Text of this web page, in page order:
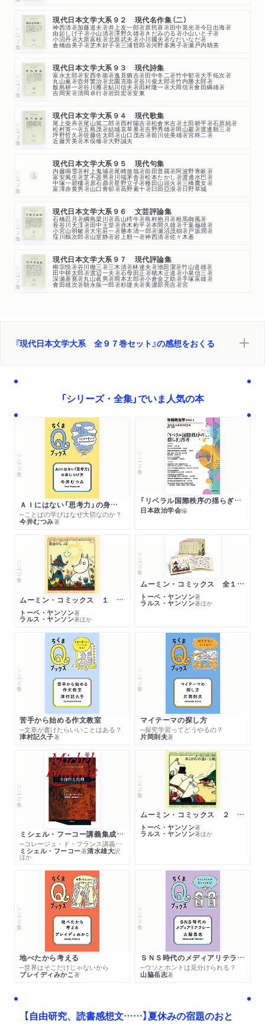
シリーズ・全集
現代日本文学大系９２ 現代名作集（二）
神西清著加藤道夫著井上友一郎著原民喜著田中英光著今日出海著
由起しげ子著小山清著澤野久雄著きだみのる著小山いと子著
小沼丹著大原富枝著北原武夫著小川國夫著なだいなだ著
倉橋由美子著芝木好子著三浦哲郎著河野多惠子著瀬戸内晴美
シリーズ・全集
現代日本文学大系９３ 現代詩集
富永太郎著安西冬衞著逸見猶吉著田中冬二著竹中郁著大手拓次著
丸山薫著壺井繁治著北園克衞著谷川俊太郎著竹内勝太郎著
飯島耕一著谷川雁著鮎川信夫著田村隆一著大岡信著會田綱雄著
吉岡実著清岡卓行著岩田宏著安東
シリーズ・全集
現代日本文学大系９４ 現代歌集
尾上柴舟著尾山篤二郎著西村陽吉著松倉米吉著土田耕平著石原純著
松村英一著五島茂著結城哀草果著吉野秀雄著岡山巖著渡邊順三著
坪野哲久 著佐藤佐太郎著山口茂吉著前川佐美雄著宮柊二著
近藤芳美著木俣修著大野誠夫
シリーズ・全集
現代日本文学大系９５ 現代句集
内藤鳴雪著村上鬼城著尾崎放哉著前田普羅著阿波野青畝 著
富安風生著芝不器男著川端茅舎著松本たかし著渡邊水巴著
中塚一碧樓著原石鼎著星野立子著種田山頭火著三橋鷹女著
富澤赤黄男著山口青邨著高野素十著臼田亞浪著日野草城
シリーズ・全集
現代日本文学大系９６ 文芸評論集
石橋忍月著綱島梁川著高山樗牛著島村抱月著相馬御風著
長谷川天渓著田中王堂著赤木桁平著本間久雄著千葉龜雄著
小宮山明敏著大宅莊一著勝本清一郎著瀬沼茂樹著戸坂潤著
窪川鶴次郎著山室静著岩上順一著神西清著佐々木基
シリーズ・全集
現代日本文学大系９７ 現代評論集
柳宗悦著谷川徹三著三木清著林達夫著池田潔著竹山道雄著
田中耕太郎著渡辺一夫著石母田正著猪木正道著小泉信三著
深瀬基寛著丸山眞男著岡本太郎著小倉金之助著手塚富雄著
會田雄次著朝永振一郎著杉捷夫著美濃部亮吉著宮
『現代日本文学大系 全９７巻セット』の感想をおくる
「シリーズ・全集」でいま人気の本
シリーズ・全集
ＡＩにはない「思考力」の身につけ方
─ことばの学びはなぜ大切なのか？
今井むつみ著
シリーズ・全集
「リベラル国際秩序の揺らぎ」再考 年報政治学２０２６‐Ⅰ
日本政治学会編
シリーズ・全集
ムーミン・コミックス １ 黄金のしっぽ
トーベ・ヤンソン著
ラルス・ヤンソン著ほか
シリーズ・全集
ムーミン・コミックス 全１４巻セット
トーベ・ヤンソン著
ラルス・ヤンソン著ほか
シリーズ・全集
苦手から始める作文教室
─文章が書けたらいいことはある？
津村記久子著
シリーズ・全集
マイテーマの探し方
─探究学習ってどうやるの？
片岡則夫著
シリーズ・全集
ミシェル・フーコー講義集成１０ 主体性と真理
─コレージュ・ド・フランス講義１９８０－１９８１年度
ミシェル・フーコー著清水雄大訳
ほか
シリーズ・全集
ムーミン・コミックス ２ あこがれの遠い土地
トーベ・ヤンソン著
ラルス・ヤンソン著ほか
シリーズ・全集
地べたから考える
─世界はそこだけじゃないから
ブレイディみかこ著
シリーズ・全集
ＳＮＳ時代のメディアリテラシー
─ウソとホントは見分けられる？
山脇岳志著
【自由研究、読書感想文……】夏休みの宿題のおと